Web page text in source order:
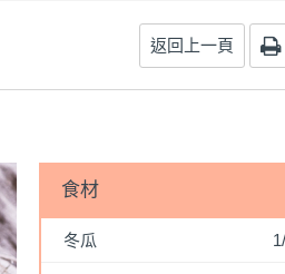
返回上一頁
食材
冬瓜